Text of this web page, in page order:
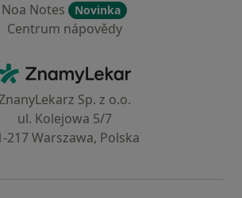
Noa Notes
Novinka
Centrum nápovědy
ZnamyLekar - Hlavní stránka
Sp. z o.o.
ul. Kolejowa 5/7
217 Warszawa, Polska